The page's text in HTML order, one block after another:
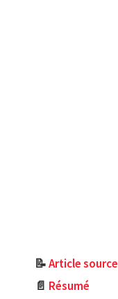
📝Article source
📄 Résumé